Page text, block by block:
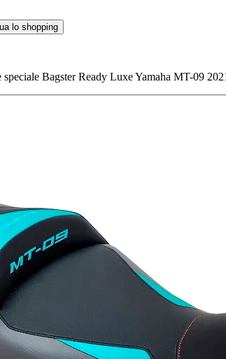
lo shopping
speciale Bagster Ready Luxe Yamaha MT-09